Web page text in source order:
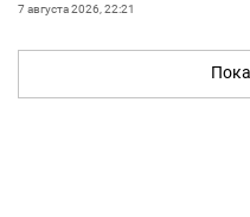
7 августа 2026, 22:21